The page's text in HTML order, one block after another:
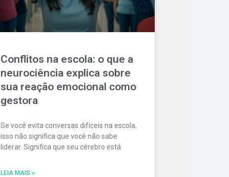
Conflitos na escola: o que a
neurociência explica sobre
sua reação emocional como
gestora
Se você evita conversas difíceis na escola,
isso não significa que você não sabe
liderar. Significa que seu cérebro está
LEIA MAIS »